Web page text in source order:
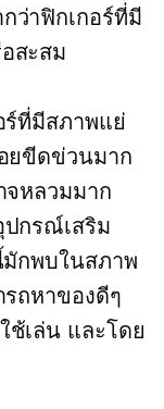
ว่าฟิกเกอร์ที่มี
สะสม
ร์ที่มีสภาพแย่
ยขีดข่วนมาก
จหลวมมาก
กรณ์เสริม
มักพบในสภาพ
ถหาของดีๆ
ช้เล่น และโดย